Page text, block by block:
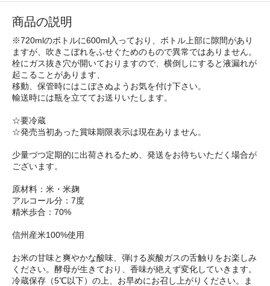
商品の説明
※720mlのボトルに600ml入っており、ボトル上部に隙間があり
ますが、吹きこぼれをふせぐためのもので異常ではありません。
栓にガス抜き穴が開いておりますので、横倒しにすると液漏れが
起こることがあります、
移動、保管時にはこぼさぬようお気を付け下さい。
輸送時には瓶を立ててお送りいたします。
☆要冷蔵
☆発売当初あった賞味期限表示は現在ありません。
少量づつ定期的に出荷されるため、発送をお待ちいただく場合が
ございます。
原材料：米・米麹
アルコール分：7度
精米歩合：70%
信州産米100%使用
お米の甘味と爽やかな酸味、弾ける炭酸ガスの舌触りをお楽しみ
ください。酵母が生きており、香味が絶えず変化していきます。
冷蔵保存（5℃以下）の上、お早めにお召し上がりください。ま